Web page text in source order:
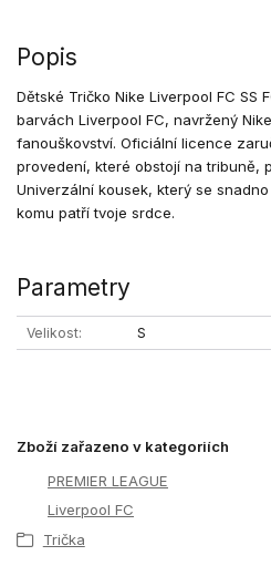
Popis
Dětské Tričko Nike Liverpool FC SS
barvách Liverpool FC, navržený
fanouškovství. Oficiální licence
provedení, které obstojí na tribuně,
Univerzální kousek, který se
komu patří tvoje srdce.
Parametry
Velikost S
Zboží zařazeno v kategoriích
PREMIER LEAGUE
Liverpool FC
Trička